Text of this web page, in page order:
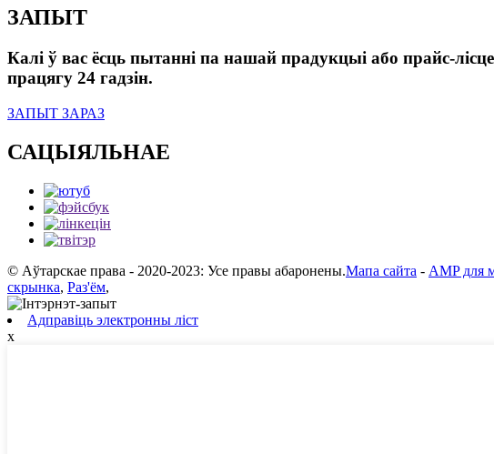
ЗАПЫТ
Калі ў вас ёсць пытанні па нашай прадукцыі або прайс-
працягу 24 гадзін.
ЗАПЫТ ЗАРАЗ
САЦЫЯЛЬНАЕ
© Аўтарскае права - 2020-2023: Усе правы абаронены.Мапа сайта - AMP для
скрынка, Раз'ём,
Адправіць электронны ліст
x